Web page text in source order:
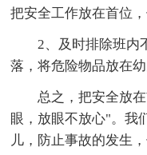
把安全工作放在首位
2、及时排除班内
落，将危险物品放在
总之，把安全放
眼，放眼不放心"。我
儿，防止事故的发生